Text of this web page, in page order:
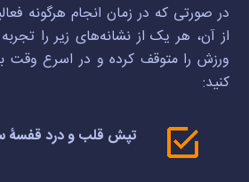
در صورتی که در زمان انجام هرگونه
از آن، هر یک از نشانه‌های زیر را تجربه
ورزش را متوقف کرده و در اسرع وقت
کنید:
تپش قلب و درد قفسۀ